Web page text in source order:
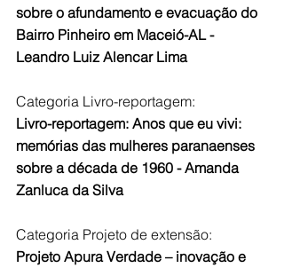
sobre o afundamento e evacuação do
Bairro Pinheiro em Maceió-AL -
Leandro Luiz Alencar Lima
Categoria Livro-reportagem:
Livro-reportagem: Anos que eu vivi:
memórias das mulheres paranaenses
sobre a década de 1960 - Amanda
Zanluca da Silva
Categoria Projeto de extensão:
Projeto Apura Verdade – inovação e